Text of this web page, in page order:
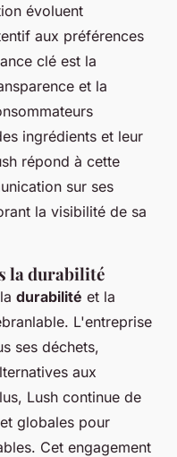
évoluent
aux préférences
clé est la
et la
ingrédients et leur
répond à cette
sur ses
la visibilité de sa
la durabilité
durabilité et la
L'entreprise
ses déchets,
aux
Lush continue de
globales pour
Cet engagement